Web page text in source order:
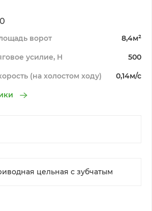
ворот 8,4м²
усилие, H 500
(на холостом ходу) 0,14м/с